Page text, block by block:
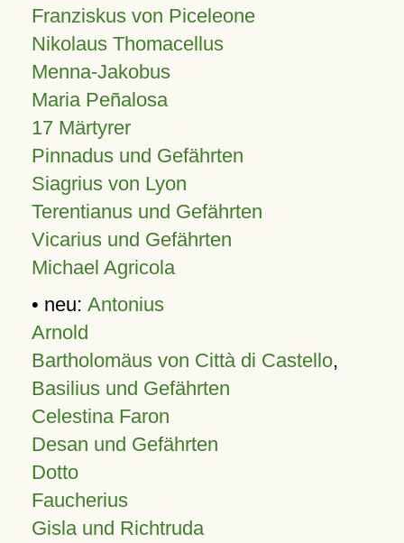
Franziskus von Piceleone
Nikolaus Thomacellus
Menna-Jakobus
Maria Peñalosa
17 Märtyrer
Pinnadus und Gefährten
Siagrius von Lyon
Terentianus und Gefährten
Vicarius und Gefährten
Michael Agricola
• neu: Antonius
Arnold
Bartholomäus von Città di Castello,
Basilius und Gefährten
Celestina Faron
Desan und Gefährten
Dotto
Faucherius
Gisla und Richtruda